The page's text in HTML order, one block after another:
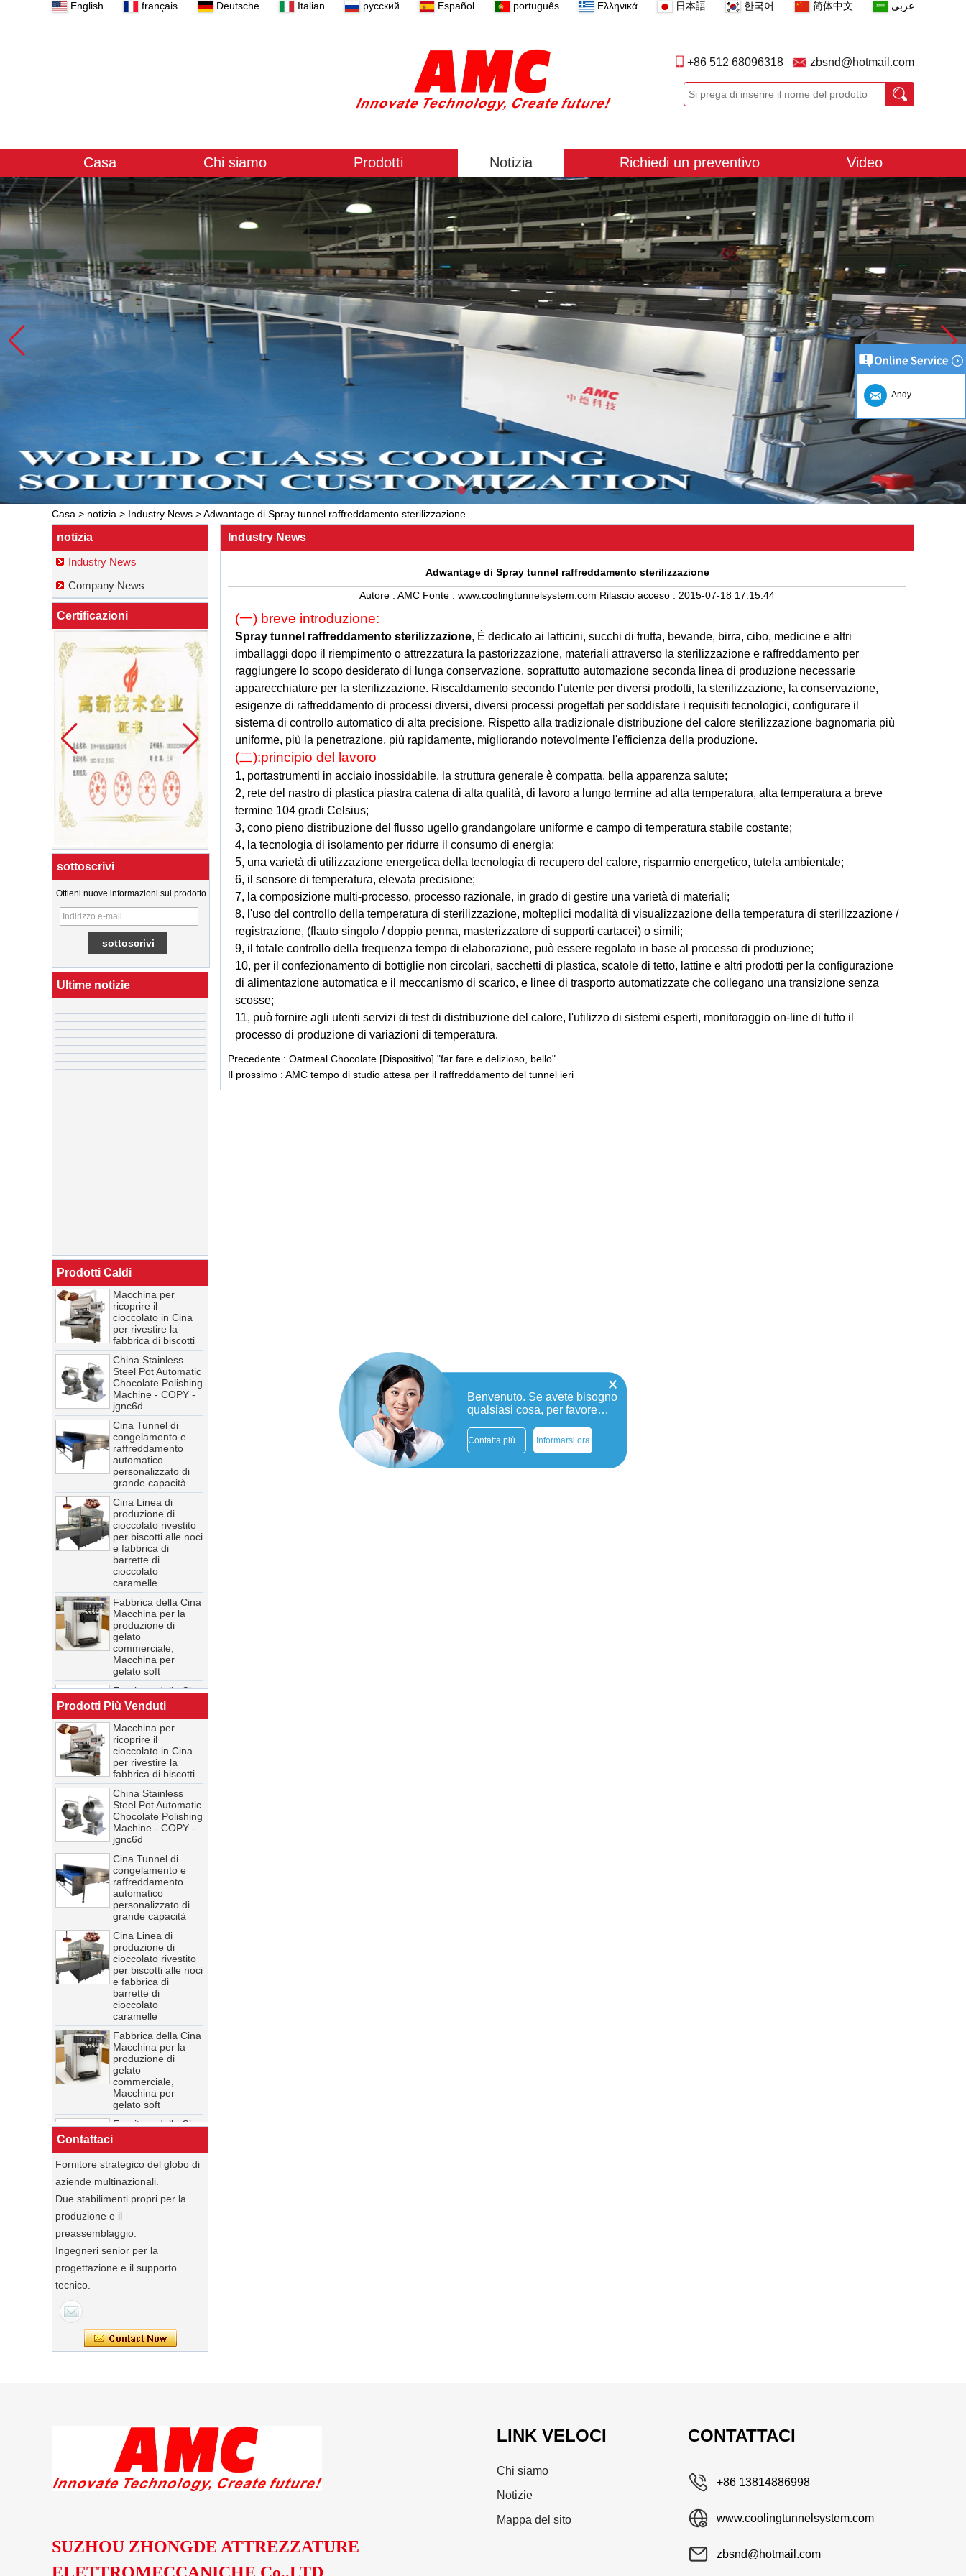
English français Deutsche Italian русский Español português Ελληνικά 日本語 한국어 简体中文 عربى
+86 512 68096318 zbsnd@hotmail.com
Casa Chi siamo Prodotti Notizia Richiedi un preventivo Video
Casa > notizia > Industry News >Adwantage di Spray tunnel raffreddamento sterilizzazione
notizia
Industry News
Company News
Certificazioni
sottoscrivi
Ottieni nuove informazioni sul prodotto
Ultime notizie
Prodotti Caldi
produzione di
cioccolato rivestito
per biscotti alle noci
e fabbrica di
cioccolato
caramelle
Fabbrica della Cina
Macchina per la
produzione di
gelato
commerciale,
Macchina per
gelato soft
cosmetici
personalizzati
Macchina per
ricoprire il
cioccolato in Cina
per rivestire la
fabbrica di biscotti
China Stainless
Steel Pot Automatic
Chocolate Polishing
Machine - COPY -
jgnc6d
Cina Tunnel di
congelamento e
raffreddamento
automatico
personalizzato di
grande capacità
Cina Linea di
produzione di
cioccolato rivestito
per biscotti alle noci
e fabbrica di
barrette di
cioccolato
caramelle
Fabbrica della Cina
Macchina per la
produzione di
gelato
commerciale,
Macchina per
gelato soft
Fornitore della Cina
nuova rettificatrice
automatica per
mulino a sfere per
cioccolato 250L /
500L
Fabbrica di tunnel
di raffreddamento
per la produzione
di alimenti in Cina
Cina Fabbrica di
tunnel di
raffreddamento
cosmetici
personalizzati
Macchina per
ricoprire il
cioccolato in Cina
per rivestire la
fabbrica di biscotti
China Stainless
Steel Pot Automatic
Chocolate Polishing
Machine - COPY -
jgnc6d
Cina Tunnel di
congelamento e
raffreddamento
automatico
personalizzato di
grande capacità
Prodotti Più Venduti
Cina Linea di
produzione di
cioccolato rivestito
per biscotti alle noci
e fabbrica di
barrette di
cioccolato
caramelle
Fabbrica della Cina
Macchina per la
produzione di
gelato
commerciale,
Macchina per
gelato soft
Fornitore della Cina
nuova rettificatrice
automatica per
mulino a sfere per
cioccolato 250L /
500L
Fabbrica di tunnel
di raffreddamento
per la produzione
di alimenti in Cina
Cina Fabbrica di
tunnel di
raffreddamento
cosmetici
personalizzati
Macchina per
ricoprire il
cioccolato in Cina
per rivestire la
fabbrica di biscotti
China Stainless
Steel Pot Automatic
Chocolate Polishing
Machine - COPY -
jgnc6d
Cina Tunnel di
congelamento e
raffreddamento
automatico
personalizzato di
grande capacità
Cina Linea di
produzione di
cioccolato rivestito
per biscotti alle noci
e fabbrica di
barrette di
cioccolato
caramelle
Fabbrica della Cina
Macchina per la
produzione di
gelato
commerciale,
Macchina per
gelato soft
Fornitore della Cina
mulino a sfere per
cioccolato 250L /
500L
Fabbrica di tunnel
di raffreddamento
di alimenti in Cina
Cina Fabbrica di
tunnel di
Macchina per
ricoprire il
cioccolato in Cina
Machine - COPY -
jgnc6d
Cina Tunnel di
congelamento e
raffreddamento
Contattaci
Fornitore strategico del globo di
aziende multinazionali.
Due stabilimenti propri per la
produzione e il
preassemblaggio.
Ingegneri senior per la
progettazione e il supporto
tecnico.
Industry News
Adwantage di Spray tunnel raffreddamento sterilizzazione
Autore : AMC Fonte : www.coolingtunnelsystem.com Rilascio acceso : 2015-07-18 17:15:44
(一) breve introduzione:
Spray tunnel raffreddamento sterilizzazione, È dedicato ai latticini, succhi di frutta, bevande, birra, cibo, medicine e altri
imballaggi dopo il riempimento o attrezzatura la pastorizzazione, materiali attraverso la sterilizzazione e raffreddamento per
raggiungere lo scopo desiderato di lunga conservazione, soprattutto automazione seconda linea di produzione necessarie
apparecchiature per la sterilizzazione. Riscaldamento secondo l'utente per diversi prodotti, la sterilizzazione, la conservazione,
esigenze di raffreddamento di processi diversi, diversi processi progettati per soddisfare i requisiti tecnologici, configurare il
sistema di controllo automatico di alta precisione. Rispetto alla tradizionale distribuzione del calore sterilizzazione bagnomaria più
uniforme, più la penetrazione, più rapidamente, migliorando notevolmente l'efficienza della produzione.
(二):principio del lavoro
1, portastrumenti in acciaio inossidabile, la struttura generale è compatta, bella apparenza salute;
2, rete del nastro di plastica piastra catena di alta qualità, di lavoro a lungo termine ad alta temperatura, alta temperatura a breve
termine 104 gradi Celsius;
3, cono pieno distribuzione del flusso ugello grandangolare uniforme e campo di temperatura stabile costante;
4, la tecnologia di isolamento per ridurre il consumo di energia;
5, una varietà di utilizzazione energetica della tecnologia di recupero del calore, risparmio energetico, tutela ambientale;
6, il sensore di temperatura, elevata precisione;
7, la composizione multi-processo, processo razionale, in grado di gestire una varietà di materiali;
8, l'uso del controllo della temperatura di sterilizzazione, molteplici modalità di visualizzazione della temperatura di sterilizzazione /
registrazione, (flauto singolo / doppio penna, masterizzatore di supporti cartacei) o simili;
9, il totale controllo della frequenza tempo di elaborazione, può essere regolato in base al processo di produzione;
10, per il confezionamento di bottiglie non circolari, sacchetti di plastica, scatole di tetto, lattine e altri prodotti per la configurazione
di alimentazione automatica e il meccanismo di scarico, e linee di trasporto automatizzate che collegano una transizione senza
scosse;
11, può fornire agli utenti servizi di test di distribuzione del calore, l'utilizzo di sistemi esperti, monitoraggio on-line di tutto il
processo di produzione di variazioni di temperatura.
Precedente : Oatmeal Chocolate [Dispositivo] "far fare e delizioso, bello"
Il prossimo : AMC tempo di studio attesa per il raffreddamento del tunnel ieri
SUZHOU ZHONGDE ATTREZZATURE
LINK VELOCI
Chi siamo
Notizie
Mappa del sito
CONTATTACI
+86 13814886998
www.coolingtunnelsystem.com
zbsnd@hotmail.com
Benvenuto. Se avete bisogno
qualsiasi cosa, per favore
Informarsi ora
Andy